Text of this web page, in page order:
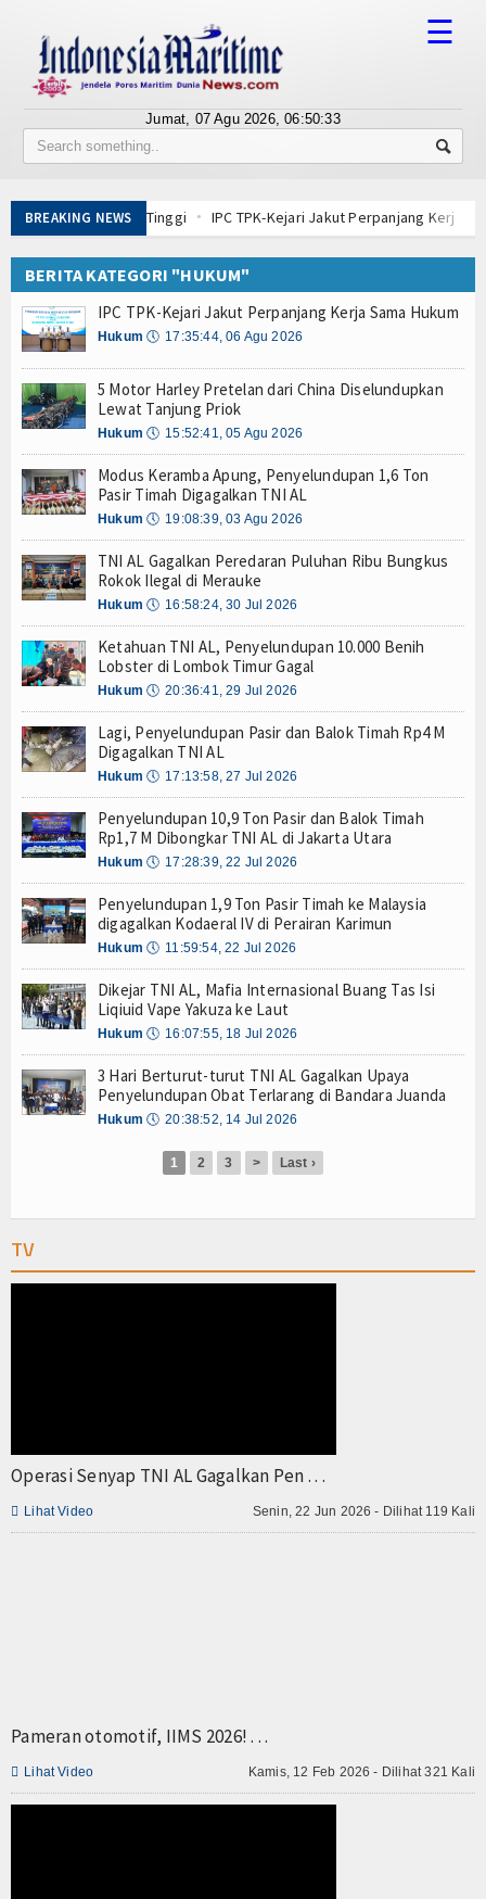
Tentang Kami
Berita
Bisnis
BUMN
Editorial
Edukasi
Hankam
Hukum
Internasional
Kelautan dan Perikanan
Kesehatan
Khazanah
Maritim
Nasional
News
Olahraga
Perhubungan
Religi
Opini
Seni & Budaya
Channel
☰
Jumat, 07 Agu 2026,06:50:33
BREAKING NEWS
Perguruan Tinggi
IPC TPK-Kejari Jakut Perpanjang Kerja Sama
K3 Menyentuh Esensi Perlindungan Nyawa
TPK Operasikan Alat Pemindai Peti Kemas Ekspor
Produksi dan Tata Kelola
Kerang Dara di Bangka Belitung
Pindar Inklusi Keuangan, dan Perlindungan Publik
Terdepan Edukasi Publik Lawan Pinjol Ilegal
Perguruan Tinggi
IPC TPK-Kejari Jakut Perpanjang Kerja Sama
Evakuasi ABK
5 Motor Harley Pretelan dari China Diselundupkan
K3 Menyentuh Esensi Perlindungan Nyawa
TPK Operasikan Alat Pemindai Peti Kemas Ekspor
Produksi dan Tata Kelola
Kerang Dara di Bangka Belitung
Pindar Inklusi Keuangan, dan Perlindungan Publik
Terdepan Edukasi Publik Lawan Pinjol Ilegal
Evakuasi ABK
5 Motor Harley Pretelan dari China Diselundupkan
K3 Menyentuh Esensi Perlindungan Nyawa
TPK Operasikan Alat Pemindai Peti Kemas Ekspor
Produksi dan Tata Kelola
Kerang Dara di Bangka Belitung
Terdepan Edukasi Publik Lawan Pinjol Ilegal
BERITA KATEGORI "HUKUM"
IPC TPK-Kejari Jakut Perpanjang Kerja Sama Hukum
Hukum 🕔 17:35:44, 06 Agu 2026
5 Motor Harley Pretelan dari China Diselundupkan
Lewat Tanjung Priok
Hukum 🕔 15:52:41, 05 Agu 2026
Modus Keramba Apung, Penyelundupan 1,6 Ton
Pasir Timah Digagalkan TNI AL
Hukum 🕔 19:08:39, 03 Agu 2026
TNI AL Gagalkan Peredaran Puluhan Ribu Bungkus
Rokok Ilegal di Merauke
Hukum 🕔 16:58:24, 30 Jul 2026
Ketahuan TNI AL, Penyelundupan 10.000 Benih
Lobster di Lombok Timur Gagal
Hukum 🕔 20:36:41, 29 Jul 2026
Lagi, Penyelundupan Pasir dan Balok Timah Rp4 M
Digagalkan TNI AL
Hukum 🕔 17:13:58, 27 Jul 2026
Penyelundupan 10,9 Ton Pasir dan Balok Timah
Rp1,7 M Dibongkar TNI AL di Jakarta Utara
Hukum 🕔 17:28:39, 22 Jul 2026
Penyelundupan 1,9 Ton Pasir Timah ke Malaysia
digagalkan Kodaeral IV di Perairan Karimun
Hukum 🕔 11:59:54, 22 Jul 2026
Dikejar TNI AL, Mafia Internasional Buang Tas Isi
Liqiuid Vape Yakuza ke Laut
Hukum 🕔 16:07:55, 18 Jul 2026
3 Hari Berturut-turut TNI AL Gagalkan Upaya
Penyelundupan Obat Terlarang di Bandara Juanda
Hukum 🕔 20:38:52, 14 Jul 2026
1 2 3 > Last ›
TV
Operasi Senyap TNI AL Gagalkan Pen . . .
Senin, 22 Jun 2026 - Dilihat 119 Kali
 Lihat Video
Pameran otomotif, IIMS 2026! . . .
Kamis, 12 Feb 2026 - Dilihat 321 Kali
 Lihat Video